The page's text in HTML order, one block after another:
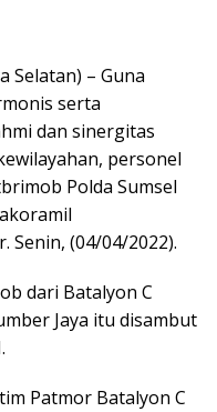
Selatan) – Guna
serta
dan sinergitas
personel
Polda Sumsel
Senin, (04/04/2022).
dari Batalyon C
Jaya itu disambut
Patmor Batalyon C